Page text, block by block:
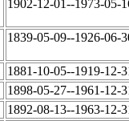
1902-12-01--1973-05-
1839-05-09--1926-06-
1881-10-05--1919-12-
1898-05-27--1961-12-
1892-08-13--1963-12-